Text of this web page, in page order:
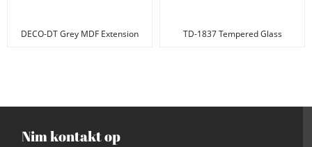
DECO-DT Grey MDF Extension
TD-1837 Tempered Glass
Nim kontakt op